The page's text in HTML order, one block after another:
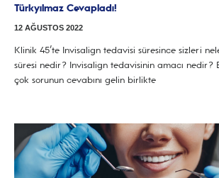
Türkyılmaz Cevapladı!
12 AĞUSTOS 2022
Klinik 45’te Invisalign tedavisi süresince sizleri
süresi nedir? Invisalign tedavisinin amacı
çok sorunun cevabını gelin birlikte